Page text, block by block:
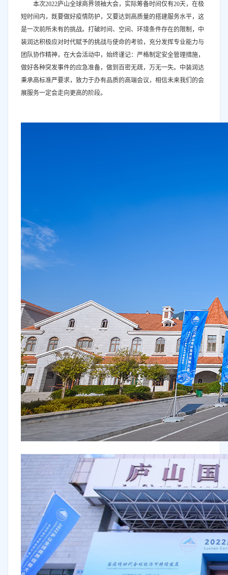
本次2022庐山全球商界领袖大会，实际筹备时间仅有20天，在极
短时间内，既要做好疫情防护，又要达到高质量的搭建服务水平，这
是一次前所未有的挑战。打破时间、空间、环境条件存在的限制，中
装润达积极应对时代赋予的挑战与使命的考验，充分发挥专业能力与
团队协作精神，在大会活动中，始终谨记：严格制定安全管理措施，
做好各种突发事件的应急准备，做到百密无疏，万无一失。中装润达
秉承高标准严要求，致力于办有品质的高端会议，相信未来我们的会
展服务一定会走向更高的阶段。